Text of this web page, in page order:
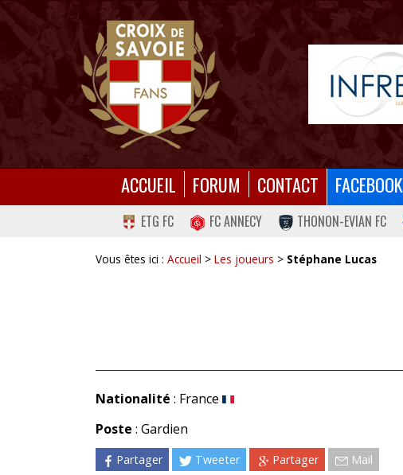
ACCUEIL FORUM CONTACT FACEBOOK
ETG FC FC ANNECY THONON-EVIAN FC
Vous êtes ici : Accueil > Les joueurs > Stéphane Lucas
Nationalité : France
Poste : Gardien
Partager Tweeter Partager Mail